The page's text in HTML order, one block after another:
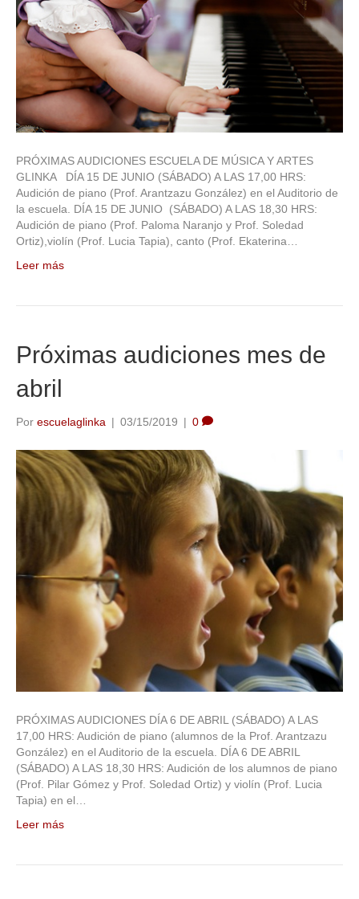
PRÓXIMAS AUDICIONES ESCUELA DE MÚSICA Y ARTES
GLINKA DÍA 15 DE JUNIO (SÁBADO) A LAS 17,00 HRS:
Audición de piano (Prof. Arantzazu González) en el Auditorio de
la escuela. DÍA 15 DE JUNIO (SÁBADO) A LAS 18,30 HRS:
Audición de piano (Prof. Paloma Naranjo y Prof. Soledad
Ortiz),violín (Prof. Lucia Tapia), canto (Prof. Ekaterina…
Leer más
Próximas audiciones mes de
abril
Por escuelaglinka | 03/15/2019 | 0
PRÓXIMAS AUDICIONES DÍA 6 DE ABRIL (SÁBADO) A LAS
17,00 HRS: Audición de piano (alumnos de la Prof. Arantzazu
González) en el Auditorio de la escuela. DÍA 6 DE ABRIL
(SÁBADO) A LAS 18,30 HRS: Audición de los alumnos de piano
(Prof. Pilar Gómez y Prof. Soledad Ortiz) y violín (Prof. Lucia
Tapia) en el…
Leer más